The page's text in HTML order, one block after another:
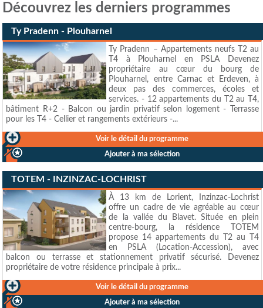
Découvrez les derniers programmes
Ty Pradenn - Plouharnel
Ty Pradenn – Appartements neufs T2 au
T4 à Plouharnel en PSLA Devenez
propriétaire au cœur du bourg de
Plouharnel, entre Carnac et Erdeven, à
deux pas des commerces, écoles et
services. - 12 appartements du T2 au T4,
bâtiment R+2 - Balcon ou jardin privatif selon logement - Terrasse
pour les T4 - Cellier et rangements extérieurs -...
Voir le détail du programme
Ajouter à ma sélection
TOTEM - INZINZAC-LOCHRIST
À 13 km de Lorient, Inzinzac-Lochrist
offre un cadre de vie agréable au cœur
de la vallée du Blavet. Située en plein
centre-bourg, la résidence TOTEM
propose 14 appartements du T2 au T4
en PSLA (Location-Accession), avec
balcon ou terrasse et stationnement privatif sécurisé. Devenez
propriétaire de votre résidence principale à prix...
Voir le détail du programme
Ajouter à ma sélection